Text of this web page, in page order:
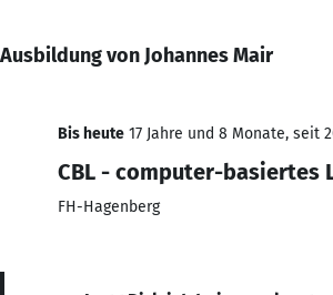
Ausbildung von Johannes Mair
Bis heute 17 Jahre und 8 Monate, seit
CBL - computer-basiertes
FH-Hagenberg